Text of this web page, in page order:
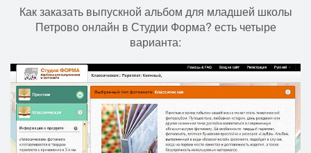
Как заказать выпускной альбом для младшей школы
Петрово онлайн в Студии Форма? есть четыре
варианта: